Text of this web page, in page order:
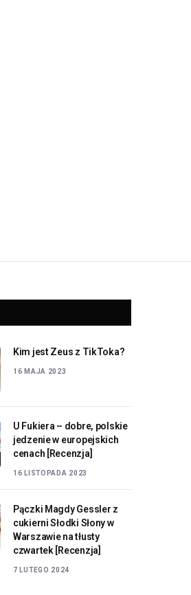
Kim jest Zeus z TikToka?
16 MAJA 2023
U Fukiera – dobre, polskie
jedzenie w europejskich
cenach [Recenzja]
16 LISTOPADA 2023
Pączki Magdy Gessler z
cukierni Słodki Słony w
Warszawie na tłusty
czwartek [Recenzja]
7 LUTEGO 2024